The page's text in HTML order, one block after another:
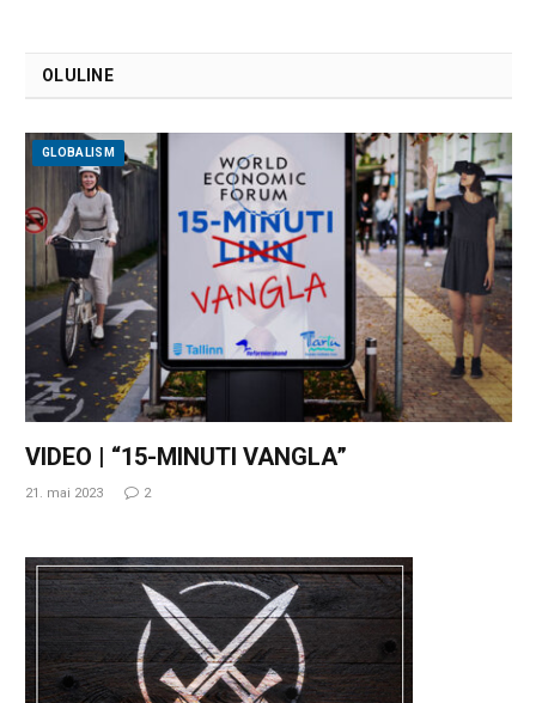
OLULINE
GLOBALISM
VIDEO | “15-MINUTI VANGLA”
21. mai 2023 2